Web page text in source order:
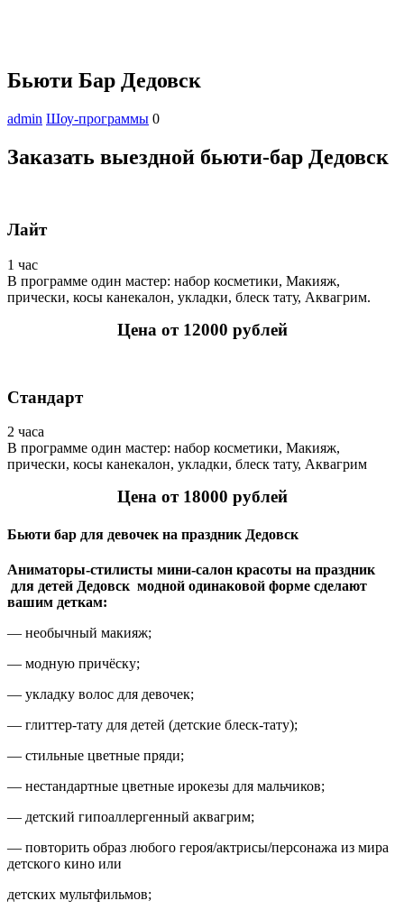
Бьюти Бар Дедовск
admin Шоу-программы 0
Заказать выездной бьюти-бар Дедовск
Лайт
1 час
В программе один мастер: набор косметики, Макияж,
прически, косы канекалон, укладки, блеск тату, Аквагрим.
Цена от 12000 рублей
Стандарт
2 часа
В программе один мастер: набор косметики, Макияж,
прически, косы канекалон, укладки, блеск тату, Аквагрим
Цена от 18000 рублей
Бьюти бар для девочек на праздник Дедовск
Аниматоры-стилисты мини-салон красоты на праздник
для детей Дедовск модной одинаковой форме сделают
вашим деткам:
— необычный макияж;
— модную причёску;
— укладку волос для девочек;
— глиттер-тату для детей (детские блеск-тату);
— стильные цветные пряди;
— нестандартные цветные ирокезы для мальчиков;
— детский гипоаллергенный аквагрим;
— повторить образ любого героя/актрисы/персонажа из мира
детского кино или
детских мультфильмов;